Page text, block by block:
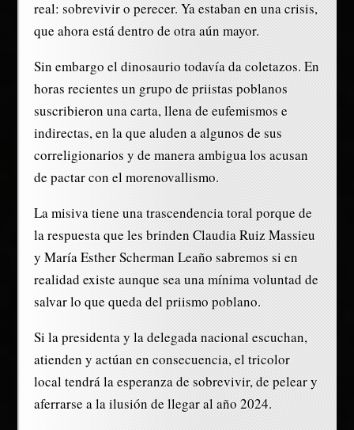
real: sobrevivir o perecer. Ya estaban en una crisis,
que ahora está dentro de otra aún mayor.
Sin embargo el dinosaurio todavía da coletazos. En
horas recientes un grupo de priistas poblanos
suscribieron una carta, llena de eufemismos e
indirectas, en la que aluden a algunos de sus
correligionarios y de manera ambigua los acusan
de pactar con el morenovallismo.
La misiva tiene una trascendencia toral porque de
la respuesta que les brinden Claudia Ruiz Massieu
y María Esther Scherman Leaño sabremos si en
realidad existe aunque sea una mínima voluntad de
salvar lo que queda del priismo poblano.
Si la presidenta y la delegada nacional escuchan,
atienden y actúan en consecuencia, el tricolor
local tendrá la esperanza de sobrevivir, de pelear y
aferrarse a la ilusión de llegar al año 2024.